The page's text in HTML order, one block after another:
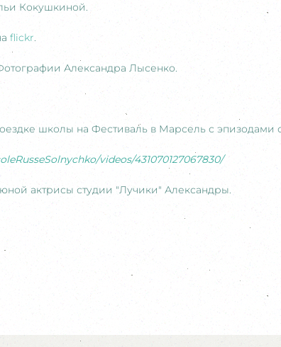
Кокушкиной.
flickr.
Александра Лысенко.
школы на Фестиваль в Марсель с эпизодами
videos/431070127067830/
актрисы студии "Лучики" Александры.